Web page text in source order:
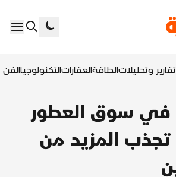
تقارير وتحليلاتالطاقةالعقاراتالتكنولوجياالفن
في سوق العطور
المزيد من